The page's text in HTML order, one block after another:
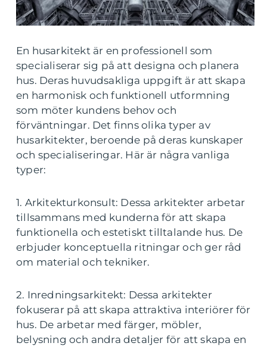
En husarkitekt är en professionell som
specialiserar sig på att designa och planera
hus. Deras huvudsakliga uppgift är att skapa
en harmonisk och funktionell utformning
som möter kundens behov och
förväntningar. Det finns olika typer av
husarkitekter, beroende på deras kunskaper
och specialiseringar. Här är några vanliga
typer:
1. Arkitekturkonsult: Dessa arkitekter arbetar
tillsammans med kunderna för att skapa
funktionella och estetiskt tilltalande hus. De
erbjuder konceptuella ritningar och ger råd
om material och tekniker.
2. Inredningsarkitekt: Dessa arkitekter
fokuserar på att skapa attraktiva interiörer för
hus. De arbetar med färger, möbler,
belysning och andra detaljer för att skapa en